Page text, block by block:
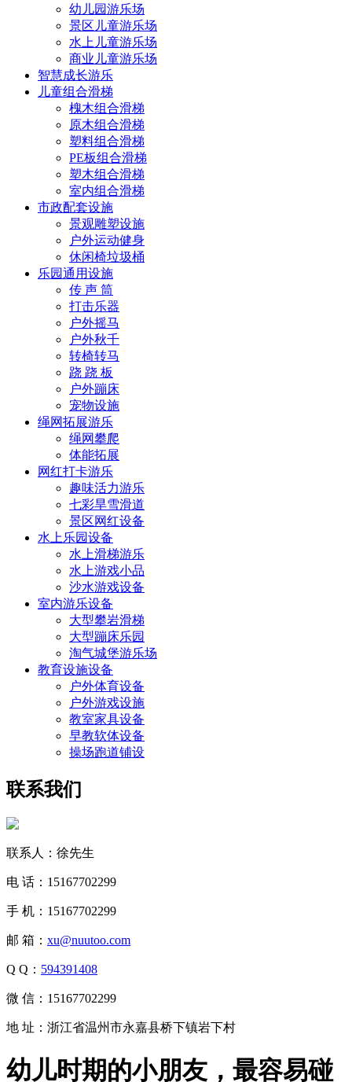
幼儿园游乐场
景区儿童游乐场
水上儿童游乐场
商业儿童游乐场
智慧成长游乐
儿童组合滑梯
槐木组合滑梯
原木组合滑梯
塑料组合滑梯
PE板组合滑梯
塑木组合滑梯
室内组合滑梯
市政配套设施
景观雕塑设施
户外运动健身
休闲椅垃圾桶
乐园通用设施
传 声 筒
打击乐器
户外摇马
户外秋千
转椅转马
跷 跷 板
户外蹦床
宠物设施
绳网拓展游乐
绳网攀爬
体能拓展
网红打卡游乐
趣味活力游乐
七彩旱雪滑道
景区网红设备
水上乐园设备
水上滑梯游乐
水上游戏小品
沙水游戏设备
室内游乐设备
大型攀岩滑梯
大型蹦床乐园
淘气城堡游乐场
教育设施设备
户外体育设备
户外游戏设施
教室家具设备
早教软体设备
操场跑道铺设
联系我们
联系人：徐先生
电 话：15167702299
手 机：15167702299
邮 箱： xu@nuutoo.com
Q Q： 594391408
微 信：15167702299
地 址：浙江省温州市永嘉县桥下镇岩下村
幼儿时期的小朋友，最容易碰